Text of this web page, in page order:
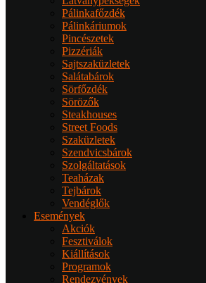
Pálinkafőzdék
Pálinkáriumok
Pincészetek
Pizzériák
Sajtszaküzletek
Salátabárok
Sörfőzdék
Sörözők
Steakhouses
Street Foods
Szaküzletek
Szendvicsbárok
Szolgáltatások
Teaházak
Tejbárok
Vendéglők
Események
Akciók
Fesztiválok
Kiállítások
Programok
Rendezvények